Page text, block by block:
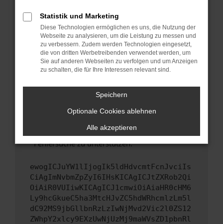
Betriebssystem auf dem neuesten Stand
sind.
Veraltete Software birgt nicht nur ein
Sicherheitsrisiko, sondern kann auch dazu
führen, dass bestimmte Funktionen nicht mehr
unterstützt werden.
Wende dich an den Webseitenbetreiber.
Wenn du alle oben genannten Schritte versucht
hast, kontaktiere uns bitte. Wir werden
uns diesen Text schicken, um uns bei der
Fehlersuche zu unterstützen:
ewogICJuYW1lIjogIk5ldHdvcmtFcnJvciIs
CiAgImNvbmZpZyI6IHsKICAgICJtZXRob2Qi
OiAiR0VUIiwKICAgICJ1cmwiOiAiaHR0cHM6
Ly9hcGkueC5ha3MtcHJvZC5hdWRhcmlzLm5l
dC92MS9jbGllbnRzLzIwNjMvd2Vic2l0ZS12
ZWhpY2xlcy9EXzUwNjUzMj9maWVsZD1pbnRl
Statistik und Marketing
Diese Technologien ermöglichen es uns, die Nutzung der
Webseite zu analysieren, um die Leistung zu messen und
zu verbessern. Zudem werden Technologien eingesetzt,
die von dritten Werbetreibenden verwendet werden, um
Sie auf anderen Webseiten zu verfolgen und um Anzeigen
zu schalten, die für Ihre Interessen relevant sind.
Speichern
Optionale Cookies ablehnen
Alle akzeptieren